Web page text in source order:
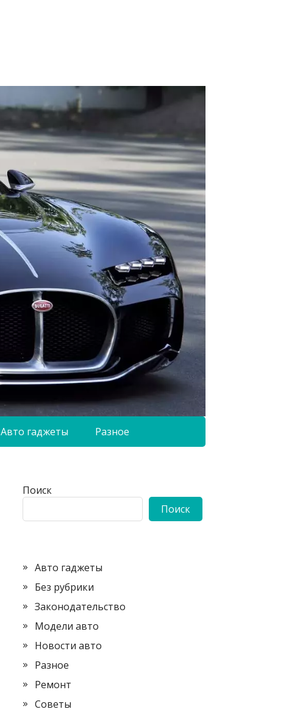
Авто гаджеты Разное
Поиск
Поиск
Авто гаджеты
Без рубрики
Законодательство
Модели авто
Новости авто
Разное
Ремонт
Советы